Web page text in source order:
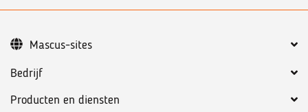
Bedrijf
Producten en diensten
Mascus-sites